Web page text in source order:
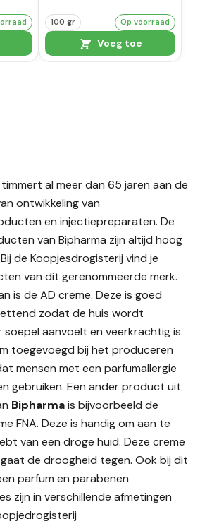
100 gr Op voorraad
Voeg toe
timmert al meer dan 65 jaren aan de
ontwikkeling van
en injectiepreparaten. De
van Bipharma zijn altijd hoog
de Koopjesdrogisterij vind je
van dit gerenommeerde merk.
is de AD creme. Deze is goed
zodat de huis wordt
soepel aanvoelt en veerkrachtig is.
toegevoegd bij het produceren
mensen met een parfumallergie
gebruiken. Een ander product uit
Bipharmais bijvoorbeeld de
FNA. Deze is handig om aan te
van een droge huid. Deze creme
de droogheid tegen. Ook bij dit
parfum en parabenen
zijn in verschillende afmetingen